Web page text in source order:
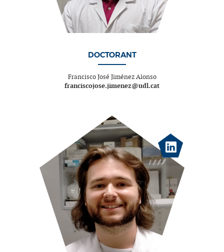
DOCTORANT
Francisco José Jiménez Alonso
franciscojose.jimenez@udl.cat